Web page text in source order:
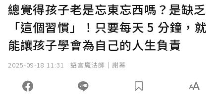
總覺得孩子老是忘東忘西嗎？是缺乏
「這個習慣」！只要每天 5 分鐘，就
能讓孩子學會為自己的人生負責
2025-09-18 11:31 語言魔法師｜謝蓁